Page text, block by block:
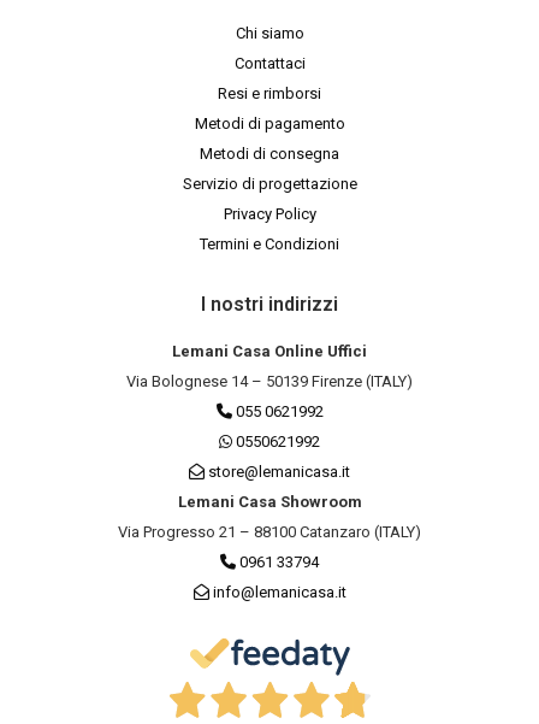
Chi siamo
Contattaci
Resi e rimborsi
Metodi di pagamento
Metodi di consegna
Servizio di progettazione
Privacy Policy
Termini e Condizioni
I nostri indirizzi
Lemani Casa Online Uffici
Via Bolognese 14 – 50139 Firenze (ITALY)
055 0621992
0550621992
store@lemanicasa.it
Lemani Casa Showroom
Via Progresso 21 – 88100 Catanzaro (ITALY)
0961 33794
info@lemanicasa.it